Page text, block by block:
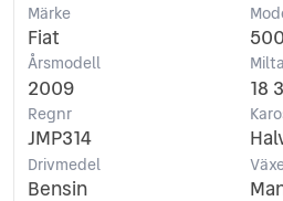
Märke
Fiat 500
Årsmodell
2009 18
Regnr
JMP314
Drivmedel
Bensin